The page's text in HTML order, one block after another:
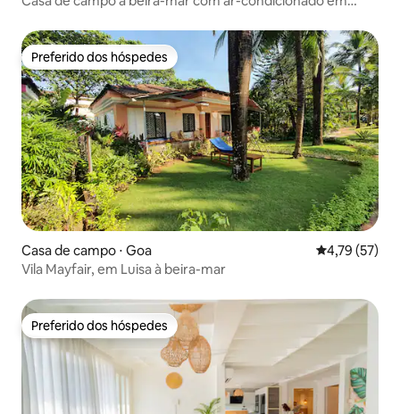
Preferido dos hóspedes
Preferido dos hóspedes
Casa de campo ⋅ Goa 4,79 de uma
4,79 (57)
Vila Mayfair, em Luisa à beira-mar
Preferido dos hóspedes
Preferido dos hóspedes